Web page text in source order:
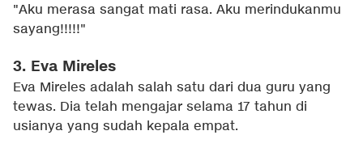
"Aku merasa sangat mati rasa. Aku merindukanmu
sayang!!!!!"
3. Eva Mireles
Eva Mireles adalah salah satu dari dua guru yang
tewas. Dia telah mengajar selama 17 tahun di
usianya yang sudah kepala empat.